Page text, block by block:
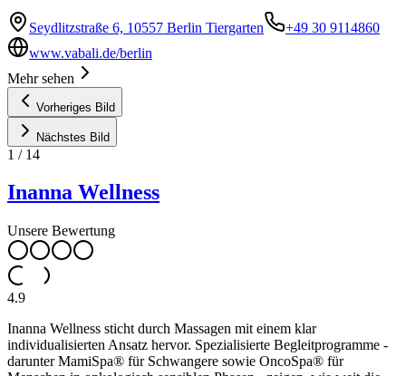
Seydlitzstraße 6, 10557 Berlin Tiergarten
+49 30 9114860
www.vabali.de/berlin
Mehr sehen
Vorheriges Bild
Nächstes Bild
1 / 14
Inanna Wellness
Unsere Bewertung
4.9
Inanna Wellness sticht durch Massagen mit einem klar
individualisierten Ansatz hervor. Spezialisierte Begleitprogramme -
darunter MamiSpa® für Schwangere sowie OncoSpa® für